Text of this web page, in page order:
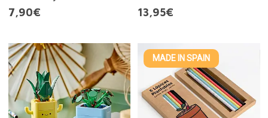
7,90€
13,95€
MADE IN SPAIN